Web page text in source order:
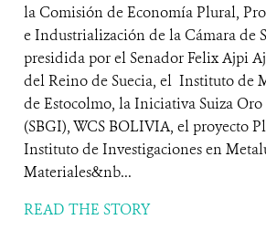
la Comisión de Economía Plural,
e Industrialización de la Cámara de
presidida por el Senador Felix Ajpi
del Reino de Suecia, el Instituto de
de Estocolmo, la Iniciativa Suiza Oro
(SBGI), WCS BOLIVIA, el proyecto
Instituto de Investigaciones en
Materiales&nb...
READ THE STORY